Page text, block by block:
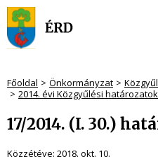
Főoldal Önkormányzat
2014. évi Közgyűlési határozatok
17/2014. (I. 30.)
Közzétéve: 2018. okt. 10.